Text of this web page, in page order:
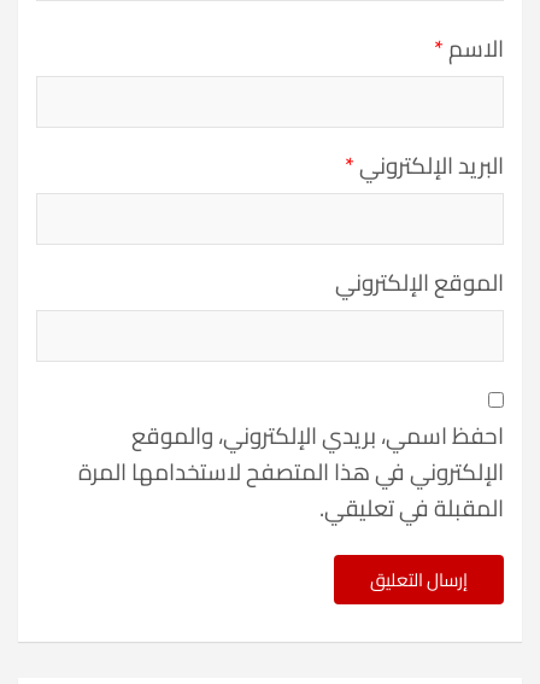
الاسم*
البريد الإلكتروني*
الموقع الإلكتروني
احفظ اسمي، بريدي الإلكتروني، والموقع
الإلكتروني في هذا المتصفح لاستخدامها المرة
المقبلة في تعليقي.